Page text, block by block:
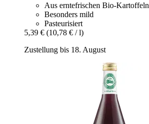
Aus erntefrischen Bio-Kartoffeln
Besonders mild
Pasteurisiert
5,39 € (10,78 € / l)
Zustellung bis 18. August